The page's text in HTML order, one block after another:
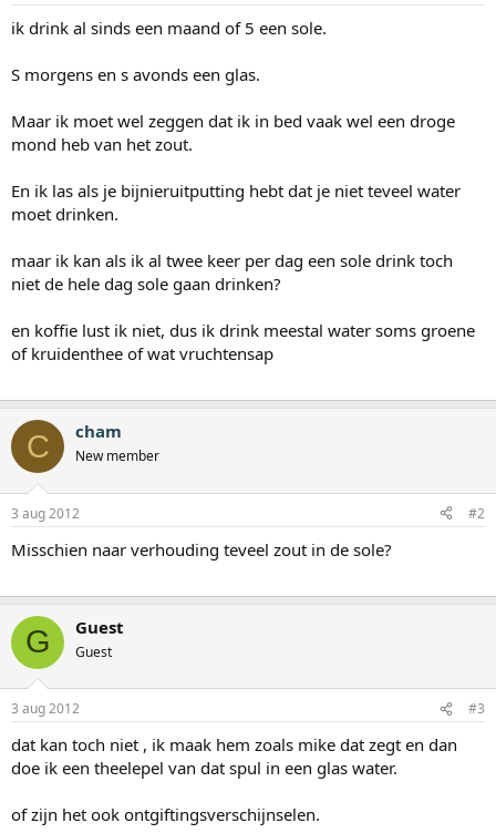
r
e
ik drink al sinds een maand of 5 een sole.
S morgens en s avonds een glas.
Maar ik moet wel zeggen dat ik in bed vaak wel een droge
mond heb van het zout.
En ik las als je bijnieruitputting hebt dat je niet teveel water
moet drinken.
maar ik kan als ik al twee keer per dag een sole drink toch
niet de hele dag sole gaan drinken?
en koffie lust ik niet, dus ik drink meestal water soms groene
of kruidenthee of wat vruchtensap
C cham
New member
3 aug 2012 #2
Misschien naar verhouding teveel zout in de sole?
G Guest
Guest
3 aug 2012 #3
dat kan toch niet , ik maak hem zoals mike dat zegt en dan
doe ik een theelepel van dat spul in een glas water.
of zijn het ook ontgiftingsverschijnselen.